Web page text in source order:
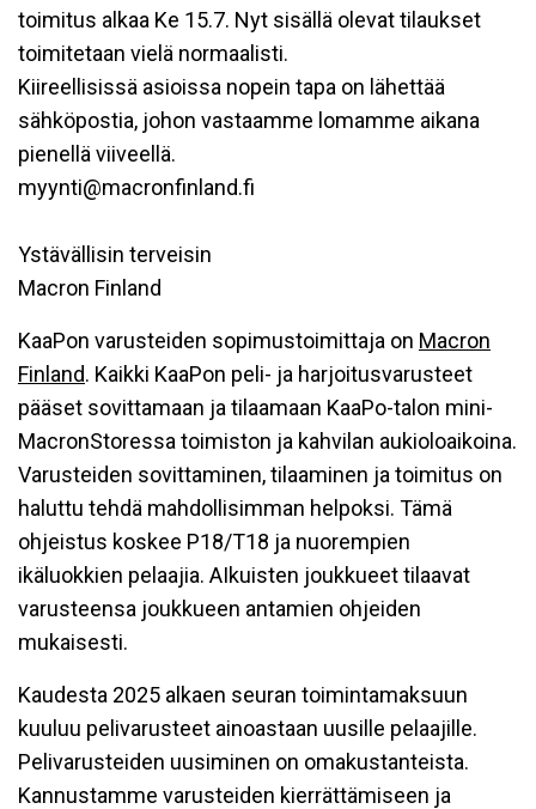
toimitus alkaa Ke 15.7. Nyt sisällä olevat tilaukset
toimitetaan vielä normaalisti.
Kiireellisissä asioissa nopein tapa on lähettää
sähköpostia, johon vastaamme lomamme aikana
pienellä viiveellä.
myynti@macronfinland.fi
Ystävällisin terveisin
Macron Finland
KaaPon varusteiden sopimustoimittaja on Macron
Finland. Kaikki KaaPon peli- ja harjoitusvarusteet
pääset sovittamaan ja tilaamaan KaaPo-talon mini-
MacronStoressa toimiston ja kahvilan aukioloaikoina.
Varusteiden sovittaminen, tilaaminen ja toimitus on
haluttu tehdä mahdollisimman helpoksi. Tämä
ohjeistus koskee P18/T18 ja nuorempien
ikäluokkien pelaajia. AIkuisten joukkueet tilaavat
varusteensa joukkueen antamien ohjeiden
mukaisesti.
Kaudesta 2025 alkaen seuran toimintamaksuun
kuuluu pelivarusteet ainoastaan uusille pelaajille.
Pelivarusteiden uusiminen on omakustanteista.
Kannustamme varusteiden kierrättämiseen ja